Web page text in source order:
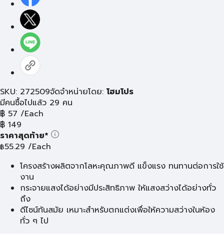
SKU: 272509จัดจำหน่ายโดย: โฮมโปร
มีคนซื้อไปแล้ว 29 คน
฿ 57 /Each
฿ 149
ราคาสุดท้าย*
฿55.29 /Each
โครงสร้างผลิตจากโลหะคุณภาพดี แข็งแรง ทนทานต่อการใช้
งาน
กระจายแสงได้อย่างมีประสิทธิภาพ ให้แสงสว่างได้อย่างทั่ว
ถึง
ดีไซน์ทันสมัย เหมาะสำหรับตกแต่งเพื่อให้ความสว่างในห้อง
ทั่ว ๆ ไป